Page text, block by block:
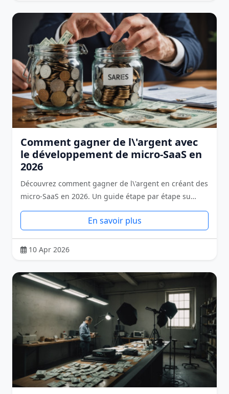
Comment gagner de l\'argent avec
le développement de micro-SaaS en
2026
Découvrez comment gagner de l\'argent en créant des
micro-SaaS en 2026. Un guide étape par étape su…
En savoir plus
10 Apr 2026